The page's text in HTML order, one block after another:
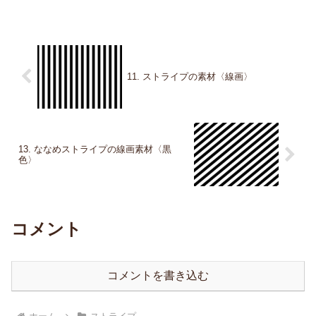
11. ストライプの素材〈線画〉
13. ななめストライプの線画素材〈黒
色〉
コメント
コメントを書き込む